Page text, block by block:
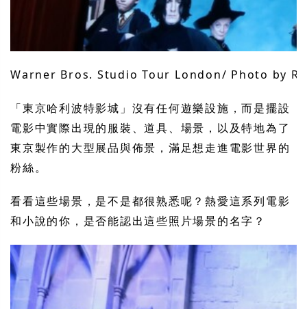
Warner Bros. Studio Tour London/ Photo by
「東京哈利波特影城」沒有任何遊樂設施，而是擺設
電影中實際出現的服裝、道具、場景，以及特地為了
東京製作的大型展品與佈景，滿足想走進電影世界的
粉絲。
看看這些場景，是不是都很熟悉呢？熱愛這系列電影
和小說的你，是否能認出這些照片場景的名字？